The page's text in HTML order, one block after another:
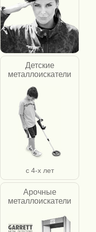
Детские
металлоискатели
с 4-х лет
Арочные
металлоискатели